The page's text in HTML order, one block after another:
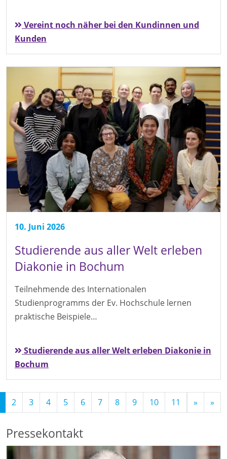
Vereint noch näher bei den Kundinnen und
Kunden
10. Juni 2026
Studierende aus aller Welt erleben
Diakonie in Bochum
Teilnehmende des Internationalen
Studienprogramms der Ev. Hochschule lernen
praktische Beispiele…
Studierende aus aller Welt erleben Diakonie in
Bochum
2 3 4 5 6 7 8 9 10 11 » »
Pressekontakt